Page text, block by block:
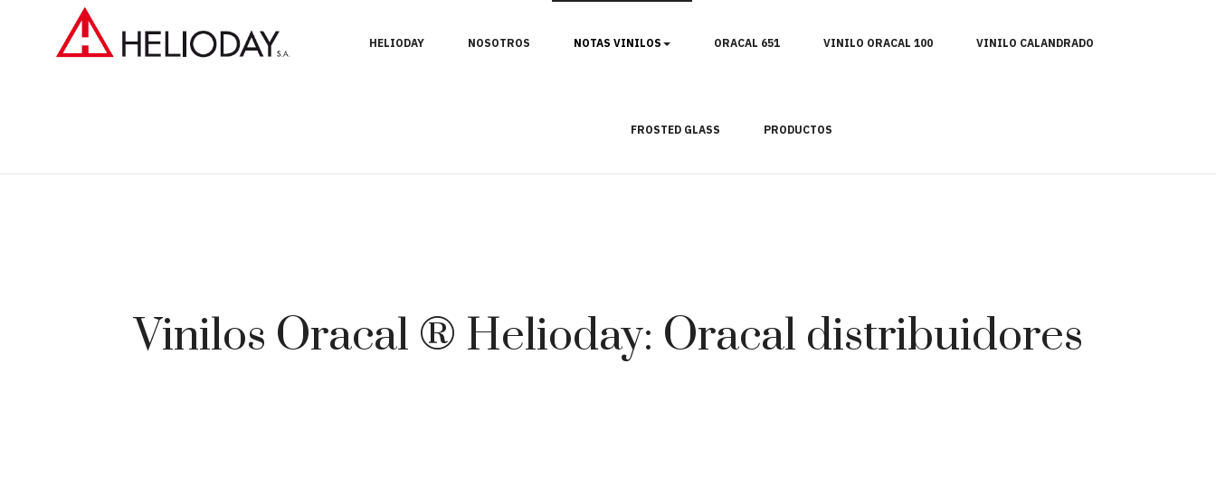
HELIODAY NOSOTROS NOTAS VINILOS ORACAL 651 VINILO ORACAL 100 VINILO CALANDRADO
FROSTED GLASS PRODUCTOS
Vinilos Oracal ® Helioday: Oracal distribuidores